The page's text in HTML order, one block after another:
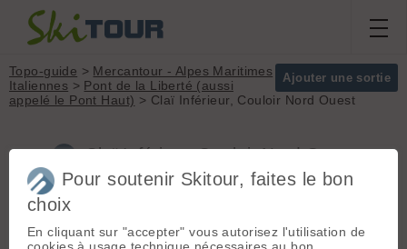
Ajouter une sortie
Topo-guide > Mercantour - Alpes Maritimes
Italiennes > Pont de la Liberté (aussi
appelé le Pont Haut) > Claï Inférieur, Couloir Nord Ouest
Claï Inférieur, Couloir Nord Ouest
(Mercantour - Alpes Maritimes Italiennes)
Massif :Mercantour
Un des plus long couloir du
Pour soutenir Skitour, faites le bon
choix
En cliquant sur "accepter" vous autorisez l'utilisation de